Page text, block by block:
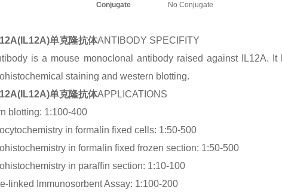
Conjugate No Conjugate
单克隆抗体ANTIBODY SPECIFITY
is a mouse monoclonal antibody raised against IL12A.
staining and western blotting.
单克隆抗体APPLICATIONS
blotting: 1:100-400
in formalin fixed cells: 1:50-500
in formalin fixed frozen section: 1:50-500
in paraffin section: 1:10-100
linked Immunosorbent Assay: 1:100-200